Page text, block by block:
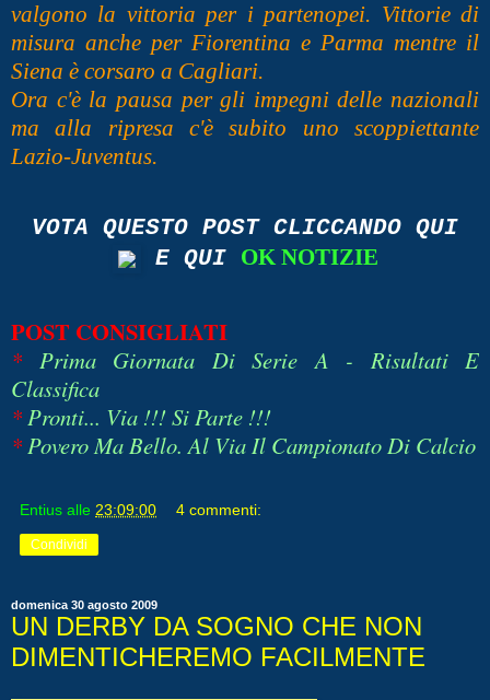
valgono la vittoria per i partenopei. Vittorie di
misura anche per Fiorentina e Parma mentre il
Siena è corsaro a Cagliari.
Ora c'è la pausa per gli impegni delle nazionali
ma alla ripresa c'è subito uno scoppiettante
Lazio-Juventus.
VOTA QUESTO POST CLICCANDO QUI
E QUI
OK NOTIZIE
POST CONSIGLIATI
* Prima Giornata Di Serie A - Risultati E
Classifica
*Pronti... Via !!! Si Parte !!!
*Povero Ma Bello. Al Via Il Campionato Di Calcio
Entius alle 23:09:00 4 commenti:
Condividi
domenica 30 agosto 2009
UN DERBY DA SOGNO CHE NON
DIMENTICHEREMO FACILMENTE